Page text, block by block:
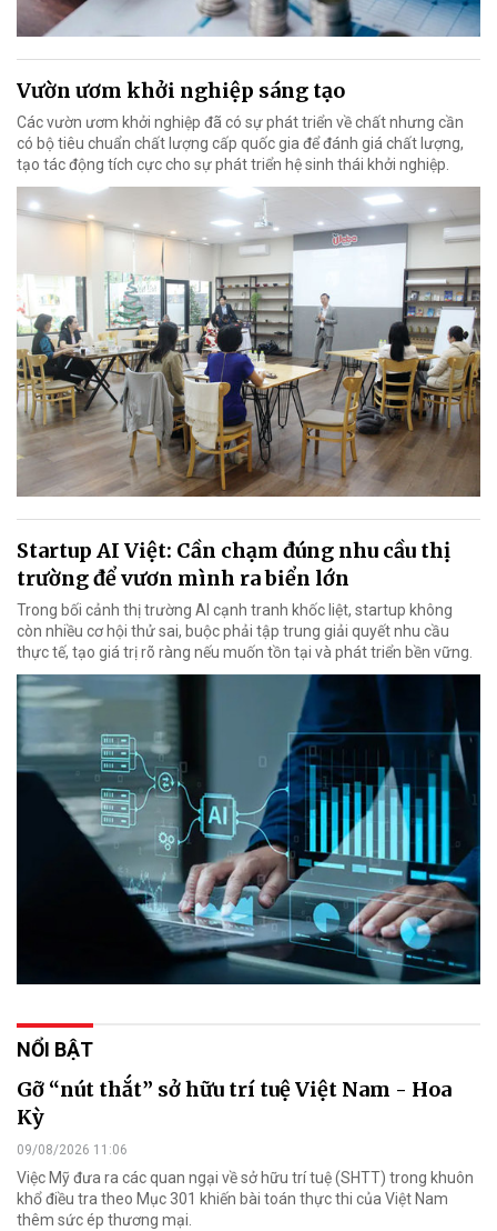
Vườn ươm khởi nghiệp sáng tạo
Các vườn ươm khởi nghiệp đã có sự phát triển về chất nhưng cần
có bộ tiêu chuẩn chất lượng cấp quốc gia để đánh giá chất lượng,
tạo tác động tích cực cho sự phát triển hệ sinh thái khởi nghiệp.
Startup AI Việt: Cần chạm đúng nhu cầu thị
trường để vươn mình ra biển lớn
Trong bối cảnh thị trường AI cạnh tranh khốc liệt, startup không
còn nhiều cơ hội thử sai, buộc phải tập trung giải quyết nhu cầu
thực tế, tạo giá trị rõ ràng nếu muốn tồn tại và phát triển bền vững.
NỔI BẬT
Gỡ “nút thắt” sở hữu trí tuệ Việt Nam - Hoa
Kỳ
09/08/2026 11:06
Việc Mỹ đưa ra các quan ngại về sở hữu trí tuệ (SHTT) trong khuôn
khổ điều tra theo Mục 301 khiến bài toán thực thi của Việt Nam
thêm sức ép thương mại.